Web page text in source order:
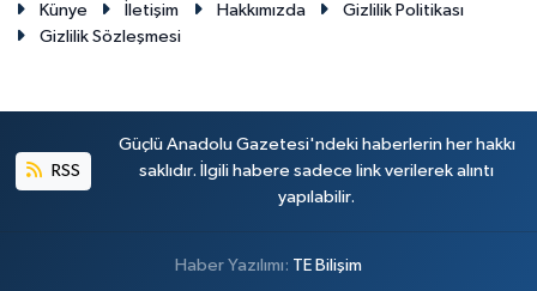
Künye İletişim Hakkımızda
Gizlilik Politikası
Gizlilik Sözleşmesi
RSS
Güçlü Anadolu Gazetesi'ndeki haberlerin her hakkı
saklıdır. İlgili habere sadece link verilerek alıntı
yapılabilir.
Haber Yazılımı: TE Bilişim